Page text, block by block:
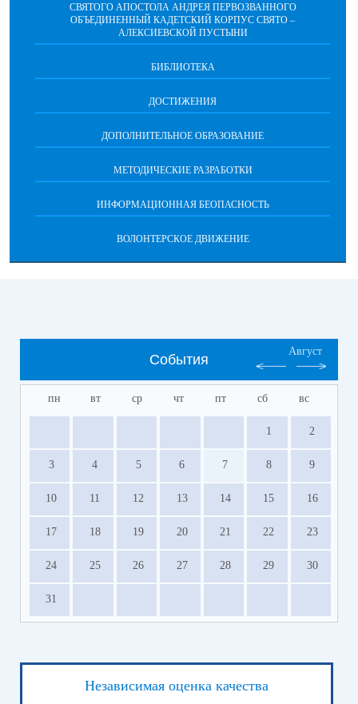
СВЯТОГО АПОСТОЛА АНДРЕЯ ПЕРВОЗВАННОГО
ОБЪЕДИНЕННЫЙ КАДЕТСКИЙ КОРПУС СВЯТО –
АЛЕКСИЕВСКОЙ ПУСТЫНИ
БИБЛИОТЕКА
ДОСТИЖЕНИЯ
ДОПОЛНИТЕЛЬНОЕ ОБРАЗОВАНИЕ
МЕТОДИЧЕСКИЕ РАЗРАБОТКИ
ИНФОРМАЦИОННАЯ БЕОПАСНОСТЬ
ВОЛОНТЕРСКОЕ ДВИЖЕНИЕ
События
Август
пн вт ср чт пт сб вс
1 2
3 4 5 6 7 8 9
10 11 12 13 14 15 16
17 18 19 20 21 22 23
24 25 26 27 28 29 30
31
Независимая оценка качества